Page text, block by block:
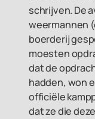
schrijven. De
weermannen
boerderij
moesten
dat de
hadden, won
officiële
dat ze die